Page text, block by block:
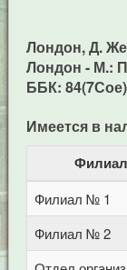
Лондон, Д.
Лондон - М.:
ББК: 84(7Сое)
Имеется в
Филиал № 1
Филиал № 2